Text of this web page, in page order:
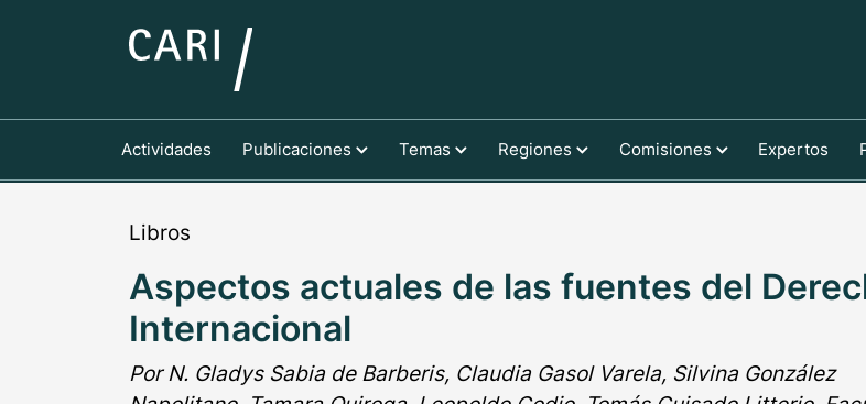
Actividades Publicaciones Temas Regiones Comisiones Expertos
Libros
Aspectos actuales de las fuentes del
Internacional
Por N. Gladys Sabia de Barberis, Claudia Gasol Varela, Silvina González